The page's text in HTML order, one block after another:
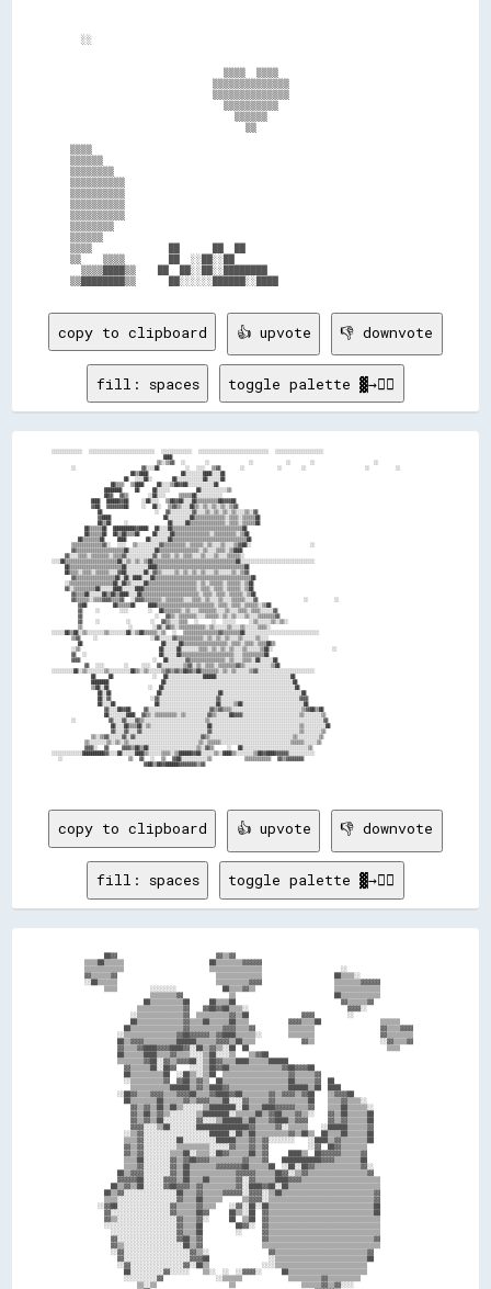
  ░░
                            ▒▒▒▒  ▒▒▒▒
                          ▒▒▒▒▒▒▒▒▒▒▒▒▒▒
                          ▒▒▒▒▒▒▒▒▒▒▒▒▒▒
                            ▒▒▒▒▒▒▒▒▒▒
                              ▒▒▒▒▒▒
                                ▒▒
▒▒▒▒
▒▒▒▒▒▒
▒▒▒▒▒▒▒▒
▒▒▒▒▒▒▒▒▒▒
▒▒▒▒▒▒▒▒▒▒
▒▒▒▒▒▒▒▒▒▒
▒▒▒▒▒▒▒▒▒▒
▒▒▒▒▒▒▒▒
▒▒▒▒▒▒
▒▒▒▒              ██      ██  ██
▒▒    ▒▒▒▒        ██  ░░██░░██
  ▒▒▒▒████▒▒    ██  ██░░██░░████████
copy to clipboard 👍 upvote 👎 downvote
fill: spaces toggle palette ▓→✊🏽
                                    ████
                                  ▒▒░░▒▒▓▓  ░░      ░░            ░░          ░░      ░░                  ░░
        ░░                    ▓▓░░░░██        ░░  ░░░░  ▒▒▓▓      ░░          ░░      ░░                  ░░        ░░
                          ██▒▒████          ██░░░░░░░░████░░░░██
                        ██  ░░░░██░░      ██░░░░░░░░░░░░██░░░░░░██
                    ██▒▒▒▒  ▒▒████    ██░░░░▒▒██▓▓██░░░░░░░░░░░░██
                  ████████    ██    ██░░░░░░        ██░░░░░░░░░░░░▒▒
                  ██▓▓  ▓▓▒▒      ░░██░░░░    ▒▒▒▒▒▒██░░░░░░░░░░░░
              ████  ██████▓▓██    ░░██░░░░  ▒▒██▓▓██░░░░██▒▒▒▒▒▒▒▒▒▒██▓▓▓▓██
              ▓▓██  ▓▓▓▓▓▓▓▓██    ░░  ██░░  ▒▒▓▓▒▒░░░░██▒▒░░▒▒░░▒▒░░▒▒░░▒▒▓▓
                ██                ░░  ▓▓░░░░░░░░░░▓▓░░░░▒▒░░▒▒░░▒▒░░▒▒░░░░▒▒░░▓▓
                ▓▓████                ██░░░░░░░░░░██▒▒▒▒▒▒▒▒▒▒▒▒▒▒░░▒▒▒▒░░▒▒▒▒▒▒██
                ██▒▒██    ░░            ██░░░░░░██▒▒▒▒▒▒▒▒▒▒▒▒▒▒▒▒░░▒▒▒▒░░▒▒▒▒▒▒██
            ██▒▒▒▒▒▒██  ██████████▓▓████  ██░░░░██▒▒▒▒▒▒▒▒▒▒▒▒▒▒▒▒▒▒▒▒▒▒▒▒▒▒▒▒▒▒▒▒██
            ██▒▒▒▒▒▒██  ██▒▒██▒▒▒▒██    ██░░░░░░██▒▒▒▒▒▒▒▒▒▒▒▒▒▒▒▒░░▒▒▒▒▒▒▒▒▒▒░░▒▒██
          ██▒▒▒▒▒▒▒▒██    ████      ██░░░░░░░░██▒▒▒▒▒▒▒▒▒▒▒▒▒▒▒▒▒▒▒▒▒▒▒▒▒▒▒▒▒▒▒▒▒▒██
        ▒▒▒▒▒▒▒▒▒▒▒▒▒▒▓▓░░  ░░░░  ▒▒░░░░░░░░░░▓▓▒▒▒▒▒▒▒▒▒▒░░▒▒▒▒▒▒░░▒▒░░░░▒▒░░░░▒▒▓▓██░░                  ░░
        ▓▓▒▒▒▒▒▒▒▒▒▒▒▒▒▒▒▒▒▒▒▒▒▒██░░░░░░░░░░░░██▒▒▒▒▒▒▒▒▒▒▒▒▒▒▒▒▒▒░░▒▒░░░░▒▒▒▒░░▒▒████
      ▓▓░░░░▒▒▒▒░░▒▒▒▒▒▒▒▒░░▒▒▒▒▓▓░░░░░░░░░░░░▓▓░░▒▒▒▒░░▒▒░░▒▒▒▒░░░░▒▒░░░░▒▒░░░░▒▒▒▒▒▒░░
  ░░░░██▒▒▒▒▒▒▒▒▒▒▒▒▒▒▒▒▒▒▒▒▒▒▒▒██░░▒▒░░▒▒░░▒▒██▒▒▒▒▒▒▒▒▒▒▒▒▒▒▒▒▒▒▒▒▒▒▒▒▒▒▒▒▒▒▒▒▒▒▒▒▒▒██░░░░░░░░░░░░░░░░░░░░░░░░░░░░░░░░░░
      ██▒▒▒▒▒▒▒▒▒▒▒▒▒▒▒▒▒▒▒▒▒▒▒▒██░░░░░░░░░░████▒▒▒▒▒▒▒▒▒▒▒▒▒▒▒▒▒▒▒▒▒▒▒▒▒▒▒▒▒▒▒▒▒▒▒▒▒▒▒▒██
      ██▒▒▒▒░░▒▒▒▒░░▒▒▒▒▒▒░░░░▓▓██░░░░░░░░██░░▓▓▒▒░░░░░░▒▒░░▒▒░░▒▒░░▒▒░░░░▒▒░░░░░░▒▒░░▒▒▓▓
        ▓▓▒▒▒▒▒▒▒▒▒▒▒▒▒▒▒▒▒▒██░░██░░████░░░░██▒▒▒▒▒▒▒▒▒▒▒▒▒▒▒▒▒▒▒▒▒▒▒▒▒▒▒▒▒▒▒▒▒▒▒▒▒▒▒▒▒▒▒▒██
      ░░▒▒▒▒▒▒▒▒▒▒▒▒▒▒▒▒▒▒▒▒██░░██▒▒░░░░░░██▒▒▒▒▒▒▒▒▒▒▒▒▒▒▒▒▒▒▒▒▒▒░░▒▒░░▒▒▒▒▒▒░░▒▒▒▒▒▒░░▒▒██
      ▓▓░░▒▒▒▒▒▒▒▒▒▒██░░░░░░████░░░░░░████▒▒▒▒▒▒▒▒▒▒▒▒▒▒▒▒▒▒▒▒▒▒▒▒░░▒▒▒▒░░▒▒▒▒░░▒▒▒▒▒▒░░▒▒██
        ▓▓▒▒▒▒██░░░░░░██▒▒██▒▒████░░░░██▒▒▒▒▒▒▒▒▒▒▒▒▒▒▒▒▒▒▒▒▒▒▒▒▒▒░░▒▒▒▒░░▒▒▒▒░░▒▒▒▒▒▒░░▒▒██
        ▓▓▒▒▒▒▒▒░░▒▒▒▒▓▓▓▓▒▒▒▒▓▓  ░░▓▓▓▓▒▒▒▒▒▒▒▒░░▒▒▒▒▒▒▒▒░░░░▒▒▒▒░░▒▒░░░░▒▒░░░░▒▒▒▒▒▒░░░░▓▓              ░░        ░░
          ▓▓██        ██▒▒▒▒▒▒██    ████▒▒▒▒▒▒▒▒▒▒▒▒▒▒▒▒▒▒▒▒▒▒▒▒▒▒░░▒▒▒▒░░▒▒▒▒░░▒▒▒▒▒▒░░▒▒██
          ▓▓    ░░      ░░░░      ░░  ██▒▒▒▒▒▒▒▒░░▒▒░░░░▒▒▒▒▒▒▒▒░░░░▒▒░░░░▒▒▒▒░░▒▒▒▒░░░░░░▓▓
          ▓▓                      ░░  ▓▓▒▒░░▒▒▒▒▒▒▒▒░░░░▒▒▒▒▒▒░░▒▒░░▒▒░░░░▒▒░░░░▒▒▒▒▒▒▒▒▓▓
          ▓▓    ░░        ░░      ░░  ▓▓▒▒░░░░▒▒▒▒  ░░    ░░  ░░░░░░    ░░▒▒░░░░░░▒▒░░▒▒░░
          ▒▒              ░░      ░░▓▓░░▓▓▒▒░░▒▒▒▒▒▒▒▒▒▒▒▒░░▒▒░░░░░░▒▒░░░░▒▒░░░░░░▒▒▒▒░░
  ░░░░░░██▒▒██░░▒▒░░░░░░░░▒▒░░░░░░░░██░░▒▒██▒▒▒▒▒▒░░▒▒  ░░  ▒▒▒▒▒▒▒▒▒▒▒▒▒▒▒▒▓▓▒▒▒▒▒▒▒▒██░░░░░░░░░░░░░░░░░░░░░░░░░░░░░░░░░░
        ▒▒▓▓    ░░                ░░▓▓░░░░░░▓▓▒▒▒▒▒▒▒▒▒▒▒▒░░▒▒░░▒▒░░▒▒░░░░▒▒░░░░░░▒▒░░░░
          ██                        ██░░░░░░██▒▒▒▒▒▒▒▒▒▒▒▒▒▒▒▒▒▒▒▒░░▒▒▒▒░░▒▒▒▒░░▒▒▒▒██▒▒
        ░░▒▒                        ██░░░░░░██░░░░░░░░▒▒▒▒░░▒▒░░▒▒░░▒▒░░░░▒▒░░░░░░▒▒██░░                  ░░
        ▓▓  ░░                      ██░░░░░░██▒▒▒▒▒▒▒▒▒▒▒▒▒▒▒▒▒▒▒▒▒▒▒▒░░░░▒▒▒▒▒▒▒▒▒▒██
        ▓▓▓▓                      ░░  ██░░░░░░░░▓▓▒▒▒▒▒▒▒▒▒▒▒▒▒▒▒▒░░▒▒░░░░▒▒▒▒░░██░░░░░░██
            ▓▓  ░░░░      ░░    ░░░░  ▓▓░░░░░░░░░░▒▒▓▓░░▒▒░░▒▒▒▒░░▒▒▒▒▒▒▒▒▓▓▒▒░░░░░░░░░░░░▒▒██
  ░░░░░░░░░░██░░▒▒░░░░░░░░▒▒░░░░░░░░░░██▒▒░░▒▒░░░░░░▒▒▓▓▒▒▓▓▒▒██▓▓▒▒██▒▒▒▒▒▒▒▒░░▒▒░░▒▒░░░░░░▒▒▓▓░░░░░░░░░░░░░░░░░░░░░░░░░░
              ██    ██            ░░  ██░░░░░░░░░░░░░░░░██████░░░░░░░░░░░░░░░░░░░░░░░░░░░░░░░░░░██
              ████████                ██░░░░░░░░░░░░░░░░░░░░░░░░░░░░░░░░░░░░░░░░░░░░░░░░░░░░░░░░░░██
              ▒▒██░░██            ░░  ██░░░░░░░░░░░░░░░░░░░░░░░░░░░░░░░░░░░░░░░░░░░░░░░░░░░░░░░░░░░░██
                ██░░██              ██░░░░░░░░░░░░░░░░░░░░░░░░░░██░░░░░░░░░░░░░░░░░░░░░░░░░░░░░░░░░░░░██
                ██░░▓▓            ░░▓▓░░░░░░░░░░░░░░░░░░░░░░░░░░▓▓░░░░░░░░░░░░░░░░░░░░░░░░░░░░░░░░░░░░▓▓▓▓
                ██░░░░██            ██░░░░░░░░░░░░░░░░░░░░░░░░░░██░░░░░░▒▒██░░░░░░░░░░░░░░░░░░░░░░░░░░░░██
                  ▓▓░░░░██▓▓██    ▓▓░░░░░░░░░░░░░░░░░░░░░░░░░░░░▓▓▒▒▓▓▒▒▒▒░░░░░░░░░░░░░░░░░░░░░░░░░░░░░░░░▒▒▓▓██▒▒██
                  ██░░░░░░░░████  ▓▓▒▒░░▒▒▒▒▒▒▒▒▒▒░░▒▒░░░░░░░░░░▓▓▒▒░░░░░░██▓▓▓▓░░░░░░░░░░░░░░░░░░░░░░░░░░▒▒░░░░░░░░▒▒
        ░░          ▓▓░░░░▓▓░░░░▓▓▒▒░░░░░░░░░░░░░░░░░░░░░░░░░░░░▒▒░░░░░░░░░░░░░░░░░░░░░░░░░░░░░░░░░░░░░░░░░░░░░░░░░░░░▓▓
                    ██░░░░██▒▒▒▒██░░▒▒░░░░░░░░░░░░░░░░░░░░░░░░░░██░░░░░░░░░░░░░░░░░░░░░░░░░░░░░░░░░░░░░░░░▒▒░░░░░░░░░░██
                    ▓▓░░░░▓▓░░░░▓▓░░░░░░░░░░░░░░░░░░░░░░░░░░░░░░▓▓░░░░░░░░░░░░░░░░░░░░░░░░░░░░░░░░░░░░░░░░▒▒░░░░░░░░▒▒
              ▒▒░░▒▒▓▓░░░░░░▓▓░░▓▓░░░░░░░░░░░░░░░░░░░░░░░░░░░░░░▓▓▒▒░░░░░░░░░░░░░░░░░░░░░░░░░░░░░░░░░░░░░░▒▒░░░░░░░░░░▒▒
            ▒▒░░░░░░░░▒▒░░▒▒░░▒▒░░░░░░░░░░░░░░░░░░░░░░░░░░░░░░░░▒▒░░▒▒▒▒▒▒░░░░░░░░░░░░░░░░░░░░░░░░░░░░░░░░▒▒▒▒▒▒░░░░░░▒▒
            ▓▓▓▓░░  ▓▓    ▓▓▓▓▒▒██▒▒██░░░░░░░░░░░░░░░░░░░░░░▒▒░░▓▓▒▒    ░░  ██░░░░░░░░░░░░░░░░░░░░░░░░░░░░░░▒▒
  ░░░░░░░░░░░░░░██████████▓▓░░░░██░░░░░░████▒▒░░░░░░▒▒▒▒░░▒▒██████▓▓██░░░░░░▒▒░░████▒▒░░░░░░░░▒▒██▓▓████▓▓▓▓▓▓░░░░░░░░░░░░
    ░░                    ▒▒  ▓▓  ░░  ▒▒  ▓▓██░░░░░░░░░░░░▒▒          ▒▒▒▒▒▒▒▒▒▒▒▒  ▓▓▒▒▓▓▓▓▓▓▓▓
                              ▓▓██▒▒██▓▓██████▓▓▓▓▓▓▓▓▒▒▓▓
copy to clipboard 👍 upvote 👎 downvote
fill: spaces toggle palette ▓→✊🏽
        ██▓▓                              ▓▓▒▒▓▓
  ▒▒▒▒██▒▒▒▒▒▒                          ██▒▒▒▒▒▒▒▒▓▓▓▓▓▓
  ▒▒▒▒▒▒▒▒▒▒▒▒                          ▒▒▒▒▒▒▒▒▒▒▒▒▒▒▒▒                        ░░
  ▓▓▒▒▒▒▒▒▓▓                              ▒▒▒▒▒▒▒▒▒▒▒▒▒▒                      ██▒▒▒▒░░
  ░░██▒▒▒▒▒▒                              ▒▒▒▒▒▒▒▒▒▒▓▓▓▓                      ▒▒▒▒▒▒▒▒▓▓▓▓▓▓
        ▒▒▒▒          ░░░░░░░░              ██▒▒▒▒▓▓▒▒                        ▒▒▒▒▒▒▒▒▒▒▒▒▒▒
                      ▒▒▒▒▒▒▒▒▓▓              ▒▒                              ██▒▒▒▒▒▒▒▒▒▒▒▒
                    ██▒▒▒▒▒▒▒▒▒▒██      ██▒▒▒▒██                                ▓▓▒▒▒▒▒▒▓▓
                  ▒▒▒▒▒▒▒▒▒▒▒▒▒▒▓▓    ▓▓██▓▓██▒▒▒▒░░                              ▓▓▓▓░░
                ░░▒▒▒▒▒▒▒▒▒▒▒▒▒▒▓▓  ▒▒▒▒▒▒▒▒▒▒▓▓▒▒██                ▓▓▓▓          ░░
                ██▒▒▒▒▒▒▒▒▒▒▒▒▒▒▓▓▒▒▒▒██▒▒▒▒▒▒██▒▒▒▒            ▓▓▓▓▒▒▒▒██                  ▒▒▒▒▒▒
              ██▒▒▒▒▒▒▒▒▒▒▒▒▒▒▒▒▓▓▒▒▒▒▒▒▒▒▒▒▓▓▓▓▒▒▒▒▓▓          ▒▒▒▒▒▒▒▒                    ▓▓▒▒▒▒▓▓▓▓
            ░░▒▒▒▒▒▒▒▒▒▒▒▒▒▒▒▒▓▓██▓▓▓▓▓▓▒▒▓▓████▒▒▒▒▒▒░░        ▒▒▒▒▒▒▒▒                    ▓▓▒▒▒▒▒▒▒▒
            ██▒▒▓▓▓▓▒▒▒▒▒▒▒▒▒▒██████▒▒▒▒▒▒▓▓▓▓▒▒██▒▒▒▒              ▓▓▒▒                    ░░▓▓▒▒▒▒▓▓
            ▓▓▒▒▒▒▓▓████▓▓▓▓████▓▓░░██▒▒▓▓▒▒░░██  ██                                          ▒▒▒▒
            ██▒▒▒▒▒▒████▒▒▒▒▓▓▒▒▒▒░░░░▒▒██░░░░▒▒    ▒▒▓▓██
            ▒▒▒▒▒▒▒▒▓▓██░░▓▓▒▒▓▓▓▓██░░▒▒██▓▓▒▒▒▒████▒▒▒▒▒▒██████
              ▓▓▒▒▒▒▒▒██░░██▓▓    ░░░░▒▒██▓▓██▒▒▒▒▒▒▒▒▒▒▒▒▒▒▒▒▓▓██▓▓▓▓██
              ██▒▒▒▒▒▒▒▒▒▒██  ░░██▒▒░░▒▒██  ▒▒▒▒▒▒▒▒▒▒▒▒▒▒▒▒▒▒▒▒▓▓▒▒▒▒▒▒▓▓
              ░░▒▒▒▒▒▒▒▒▒▒▓▓  ▓▓██▒▒▓▓▒▒  ██▒▒▒▒▒▒▒▒▒▒▒▒▒▒▒▒▒▒▒▒██▒▒▒▒▒▒▓▓  ██
                ▒▒▒▒▒▒▒▒▒▒▒▒██████▒▒▓▓▒▒████▓▓▒▒▒▒▒▒▒▒▒▒▒▒▒▒▒▒▒▒██████▒▒██  ████
            ░░██▓▓▒▒▒▒▓▓▓▓▒▒▒▒▓▓▓▓██▒▒▒▒▓▓████▓▓██▒▒▒▒▒▒▒▒▓▓▒▒▓▓▓▓▒▒▓▓██    ▒▒▓▓▓▓██
              ██▒▒▒▒▒▒▒▒██▒▒▒▒▒▒▓▓▒▒▓▓▓▓▒▒▒▒██░░░░▓▓▒▒▒▒▒▒▓▓▒▒▒▒▒▒▒▒▒▒██    ▒▒▒▒▓▓▒▒▒▒░░
                ▓▓▒▒▓▓▒▒██▒▒██▒▒░░░░░░▒▒████████░░██▒▒▒▒████▓▓▓▓▓▓▒▒▒▒▓▓    ▒▒▒▒██▒▒▒▒▒▒░░
                ▓▓▒▒██▒▒▓▓▒▒░░░░░░░░▒▒████████░░▒▒▒▒▒▒██▒▒▓▓██▒▒▒▒▓▓▒▒░░    ▓▓▒▒██▒▒▒▒▒▒██
                ▓▓▒▒▓▓▒▒██░░░░░░░░░░▓▓░░░░▒▒██████▒▒██▒▒▒▒▓▓████▒▒▓▓▓▓      ▓▓▒▒▓▓▒▒▒▒▒▒██
                ▓▓▓▓░░░░▒▒██░░░░░░░░████████████████▓▓▒▒▒▒▒▒▓▓░░▒▒▒▒▒▒    ░░██████▒▒▒▒▒▒▓▓
              ░░▒▒▓▓░░░░░░░░░░░░░░░░░░░░██████░░██▒▒██▒▒▒▒▒▒▒▒▒▒▓▓▒▒██▒▒  ██▒▒▒▒██▒▒▒▒▒▒██
              ▒▒▒▒▓▓░░░░░░░░░░██░░░░░░░░░░██████▒▒▒▒▓▓▒▒▓▓░░░░░░░░    ░░████▒▒▓▓▒▒▒▒▒▒▒▒██
              ▓▓▒▒▓▓░░░░░░░░░░▒▒▒▒▒▒▒▒▒▒░░░░░░▓▓▒▒▒▒▓▓▒▒▓▓            ░░▓▓  ██▓▓▒▒▒▒▒▒▒▒
              ▓▓▒▒▓▓░░░░░░░░▒▒▒▒██░░▒▒▒▒░░██▓▓▒▒▒▒▒▒██▒▒▓▓      ████▒▒  ██▓▓▓▓▓▓▒▒▒▒▒▒▓▓
              ▒▒▒▒██░░░░░░░░▓▓▒▒▓▓██▓▓▓▓▒▒▒▒▒▒▒▒▒▒▓▓▒▒▒▒▓▓    ████████████▓▓▓▓▒▒▒▒▒▒▒▒██
              ▒▒▒▒▓▓░░░░░░░░▓▓▒▒██▒▒▒▒▒▒▒▒▓▓▓▓▓▓▓▓██▒▒▒▒▒▒██  ░░██░░██▓▓▒▒▒▒▒▒▒▒▒▒▒▒▒▒▓▓░░
            ██▒▒▓▓▓▓░░░░░░░░▓▓▒▒██▒▒▒▒▒▒▒▒▒▒▒▒▒▒▓▓▓▓▓▓▒▒▒▒▒▒██▓▓░░▒▒▓▓▒▒▒▒▒▒▒▒▒▒▒▒▒▒▒▒▒▒▓▓
            ▓▓▓▓▓▓██░░░░░░▓▓▓▓▒▒██▒▒▒▒██▒▒▒▒▒▒▒▒▓▓░░▓▓▒▒▒▒▒▒████▓▓▓▓▒▒▒▒▒▒▒▒▒▒▒▒▒▒▒▒▒▒▒▒▒▒▒▒
          ██▒▒▓▓▒▒██░░░░░░▓▓██▓▓▓▓▒▒▓▓▒▒▒▒▒▒▒▒▒▒▓▓░░████▓▓██░░██▒▒▒▒▒▒▒▒▒▒▒▒▒▒▒▒▒▒▒▒▒▒▒▒▒▒▒▒
        ██▒▒▓▓░░░░░░░░░░░░░░░░██▒▒▒▒▓▓▒▒▒▒▒▒▓▓▓▓▓▓░░▓▓▓▓░░▒▒██▒▒▒▒▒▒▒▒▒▒▒▒▒▒▒▒▒▒▒▒▒▒▒▒▒▒▒▒▓▓
        ▒▒▒▒░░░░░░░░░░░░░░░░░░▓▓▒▒▒▒██▒▒▒▒▒▒      ▒▒▓▓▓▓░░▒▒▒▒▒▒▒▒▒▒▒▒▒▒▒▒▒▒▒▒▒▒▒▒▒▒▒▒▒▒▒▒▓▓
      ░░▓▓██░░░░░░░░░░░░░░░░▓▓▒▒▒▒▒▒▓▓▒▒▒▒    ░░▓▓░░██░░██▒▒▒▒▒▒▒▒▒▒▒▒▒▒▒▒▒▒▒▒▒▒▒▒▒▒▒▒▒▒▒▒██
        ▓▓░░░░░░░░░░░░░░░░░░▓▓▒▒▒▒▒▒██▓▓      ██▒▒░░██  ▓▓▒▒▒▒▒▒▒▒▒▒▒▒▒▒▒▒▒▒▒▒▒▒▒▒▒▒▒▒▒▒▒▒██
        ▓▓▒▒░░░░░░░░░░░░░░░░░░▓▓▒▒▒▒▓▓░░      ██  ▒▒██  ▓▓▒▒▒▒▒▒▒▒▒▒▒▒▒▒▒▒▒▒▒▒▒▒▒▒▒▒▒▒▒▒▒▒▒▒
        ░░░░░░░░░░░░░░░░░░░░░░▓▓▒▒▒▒██          ██▓▓░░  ▓▓▒▒▒▒▒▒▒▒▒▒▒▒▒▒▒▒▒▒▒▒▒▒▒▒▒▒▒▒▒▒▒▒▒▒
          ░░░░░░░░░░░░░░░░░░░░▓▓▒▒▒▒██          ░░      ▓▓▒▒▒▒▒▒▒▒▒▒▒▒▒▒▒▒▒▒▒▒▒▒▒▒▒▒▒▒▒▒▒▒▒▒
          ▓▓░░░░░░░░░░░░░░░░░░▓▓██▒▒▓▓                  ▓▓▒▒▒▒▒▒▒▒▒▒▒▒▒▒▒▒▒▒▒▒▒▒▒▒▒▒▒▒▒▒▒▒▓▓
          ▓▓▒▒░░░░░░░░░░░░░░░░░░██▒▒▓▓                  ▒▒▒▒▒▒▒▒▒▒▒▒▒▒▒▒▒▒▒▒▒▒▒▒▒▒▒▒▒▒▒▒▒▒▒▒
          ░░▓▓░░░░░░░░░░░░░░░░░░░░▓▓▒▒░░                  ▓▓▒▒▒▒▒▒▒▒▒▒▒▒▒▒▒▒▒▒▒▒▒▒▒▒▒▒▒▒▓▓
            ▓▓░░░░░░░░░░░░░░░░░░░░▓▓▓▓██                  ░░▒▒▒▒▒▒▒▒▒▒▒▒▒▒▒▒▒▒▒▒▒▒▒▒▒▒▒▒██
            ░░▓▓░░░░░░░░░░░░░░░░▓▓░░██▒▒                ░░░░▒▒▒▒▒▒▒▒▒▒▒▒▒▒▒▒▒▒▒▒▒▒▒▒▒▒▒▒
              ██░░░░░░░░░░▓▓░░░░░░    ▒▒░░  ░░  ░░▓▓▓▓░░      ██▒▒▒▒▒▒▒▒▒▒▒▒▒▒▒▒▒▒▒▒▒▒▒▒
              ░░░░░░░░░░▓▓                ░░▒▒▒▒▒▒              ▒▒▒▒▒▒▒▒▒▒▓▓▒▒▒▒▒▒▒▒▒▒
                  ▒▒░░▒▒                      ▒▒                    ▒▒▒▒▒▒▓▓▒▒▓▓░░░░